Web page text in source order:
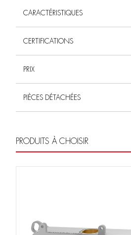
CARACTÉRISTIQUES
CERTIFICATIONS
PRIX
PIÈCES DÉTACHÉES
PRODUITS À CHOISIR